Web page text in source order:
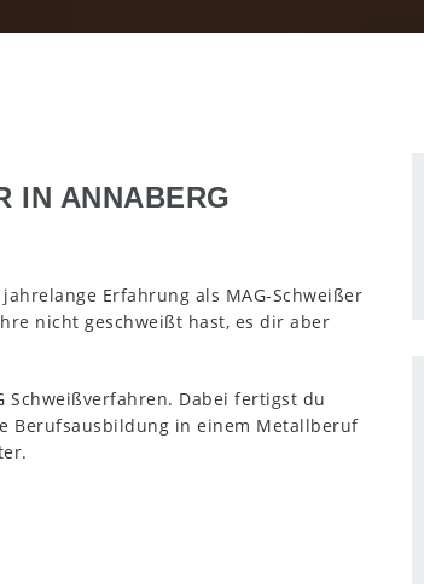
ANNABERG
Erfahrung als MAG-Schweißer
nicht geschweißt hast, es dir aber
Schweißverfahren. Dabei fertigst du
Berufsausbildung in einem Metallberuf